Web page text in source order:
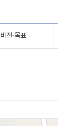
비전·목표